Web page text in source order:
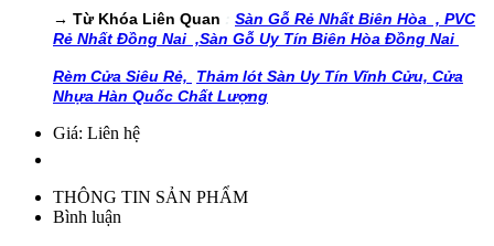
→ Từ Khóa Liên Quan Sàn Gỗ Rẻ Nhất Biên Hòa , PVC
Rẻ Nhất Đồng Nai ,Sàn Gỗ Uy Tín Biên Hòa Đồng Nai
Rèm Cửa Siêu Rẻ, Thảm lót Sàn Uy Tín Vĩnh Cửu, Cửa
Nhựa Hàn Quốc Chất Lượng
Giá: Liên hệ
THÔNG TIN SẢN PHẨM
Bình luận